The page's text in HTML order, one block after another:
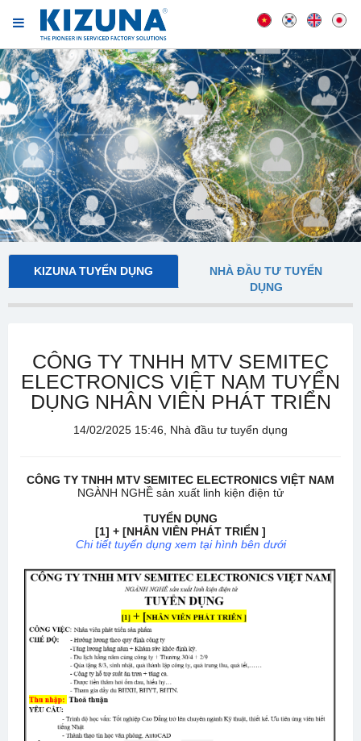
KIZUNA TUYỂN DỤNG
NHÀ ĐẦU TƯ TUYỂN
DỤNG
CÔNG TY TNHH MTV SEMITEC
ELECTRONICS VIỆT NAM TUYỂN
DỤNG NHÂN VIÊN PHÁT TRIỂN
14/02/2025 15:46, Nhà đầu tư tuyển dụng
CÔNG TY TNHH MTV SEMITEC ELECTRONICS VIỆT NAM
NGÀNH NGHỀ sản xuất linh kiện điện tử
TUYỂN DỤNG
[1] + [NHÂN VIÊN PHÁT TRIỂN ]
Chi tiết tuyển dụng xem tại hình bên dưới